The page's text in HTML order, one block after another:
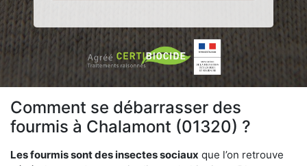
Comment se débarrasser des
fourmis à Chalamont (01320) ?
Les fourmis sont des insectes sociaux que l’on retrouve